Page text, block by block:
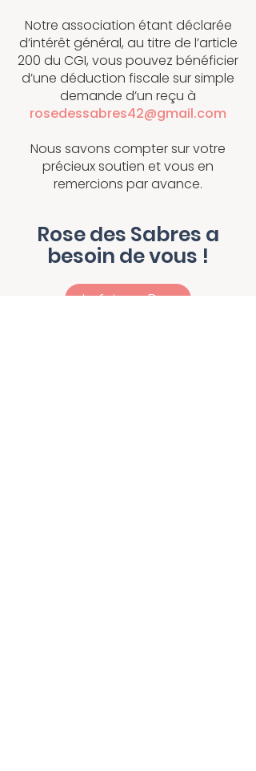
Notre association étant déclarée
d’intérêt général, au titre de l’article
200 du CGI, vous pouvez bénéficier
d’une déduction fiscale sur simple
demande d’un reçu à
rosedessabres42@gmail.com
Nous savons compter sur votre
précieux soutien et vous en
remercions par avance.
Rose des Sabres a
besoin de vous !
Je fais un Don